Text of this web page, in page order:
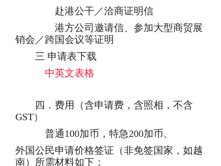
赴港公干／洽商证明信
港方公司邀请信、参加大型商贸展
销会／跨国会议等证明
三 申请表下载
中英文表格
四．费用（含申请费，含照相，不含
GST）
普通100加币，特急200加币、
外国公民申请价格签证（非免签国家，如越
南）所需材料如下：